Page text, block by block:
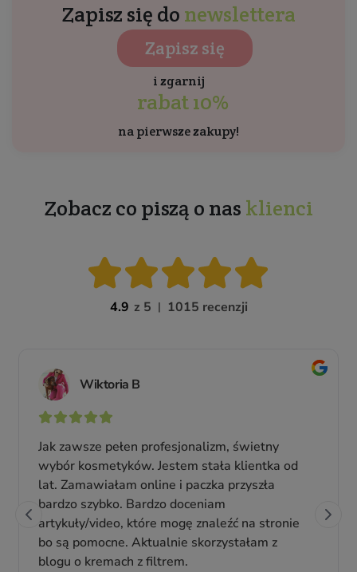
Zapisz się do newslettera
Zapisz się
i zgarnij
rabat 10%
na pierwsze zakupy!
Zobacz co piszą o nas klienci